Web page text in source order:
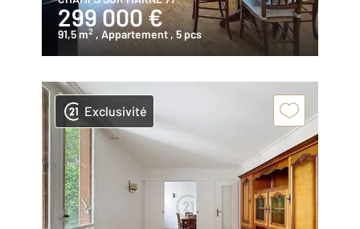
299 000 €
91,5 m2 , Appartement , 5 pcs
Exclusivité